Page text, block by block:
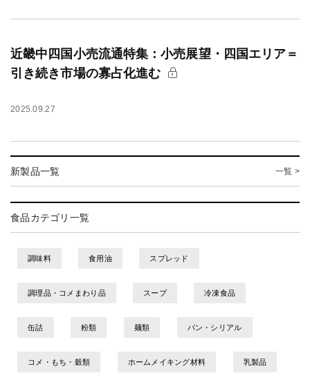
近畿中四国小売流通特集：小売展望・四国エリア＝
引き続き市場の寡占化進む
2025.09.27
新製品一覧 一覧 >
食品カテゴリ一覧
調味料 食用油 スプレッド
調理品・コメまわり品 スープ 冷凍食品
缶詰 粉類 麺類 パン・シリアル
コメ・もち・穀類 ホームメイキング材料 乳製品